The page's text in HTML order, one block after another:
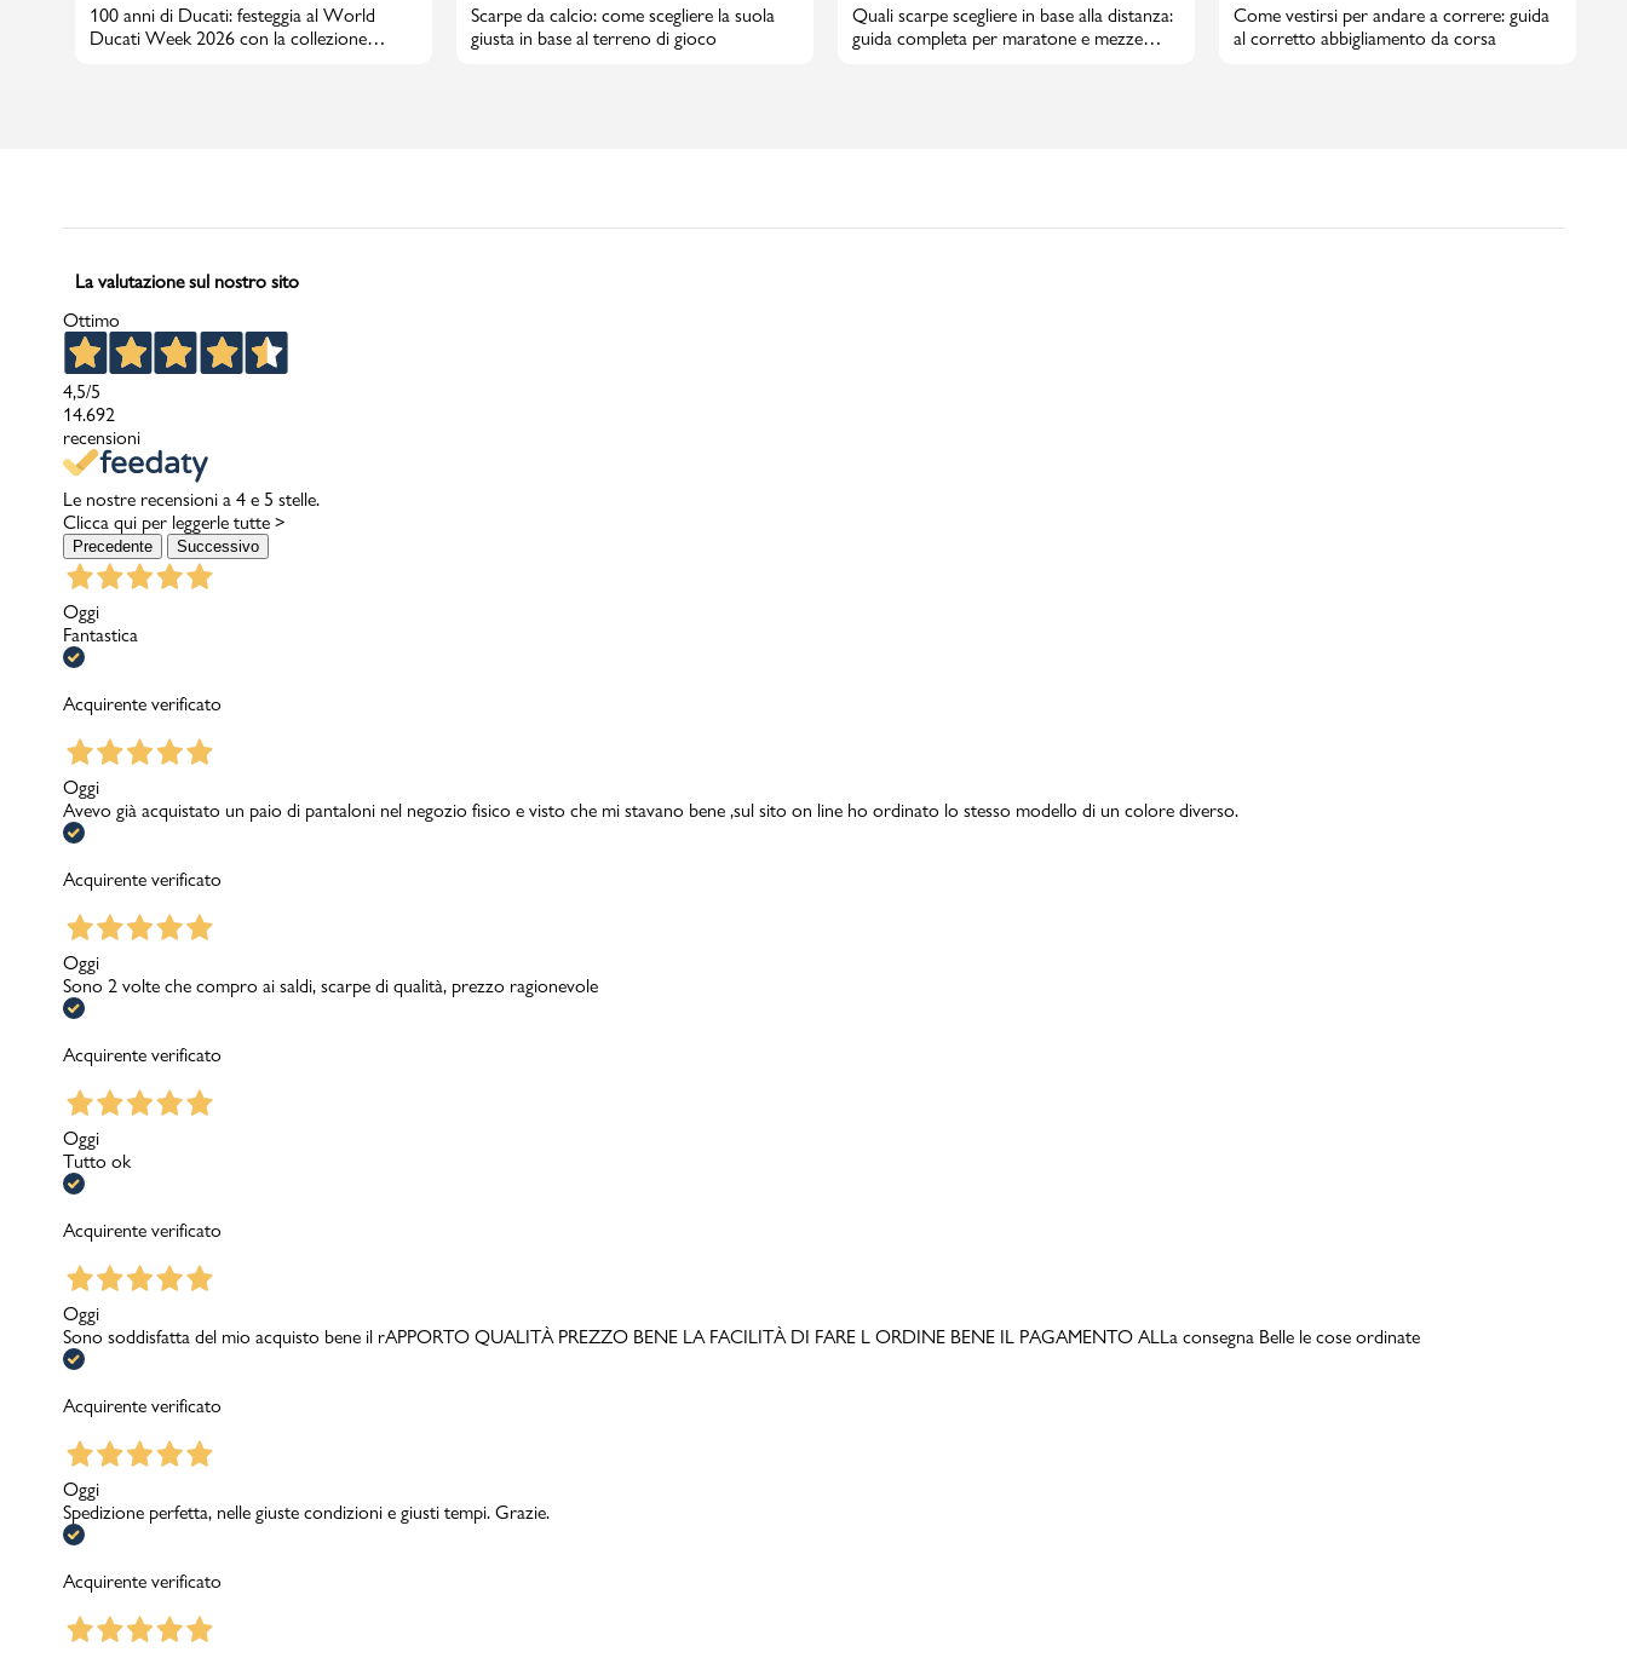
Gift card
100 anni di Ducati: festeggia al World
Ducati Week 2026 con la collezione
Scarpe da calcio: come scegliere la suola
giusta in base al terreno di gioco
Quali scarpe scegliere in base alla distanza:
guida completa per maratone e mezze
Come vestirsi per andare a correre: guida
al corretto abbigliamento da corsa
La valutazione sul nostro sito
Ottimo
4,5/5
14.692
recensioni
Le nostre recensioni a 4 e 5 stelle.
Clicca qui per leggerle tutte >
Precedente Successivo
Oggi
Fantastica
Acquirente verificato
Oggi
Avevo già acquistato un paio di pantaloni nel negozio fisico e visto che mi stavano bene ,sul sito on line ho ordinato lo stesso modello di un colore diverso.
Acquirente verificato
Oggi
Sono 2 volte che compro ai saldi, scarpe di qualità, prezzo ragionevole
Acquirente verificato
Oggi
Tutto ok
Acquirente verificato
Oggi
Sono soddisfatta del mio acquisto bene il rAPPORTO QUALITÀ PREZZO BENE LA FACILITÀ DI FARE L ORDINE BENE IL PAGAMENTO ALLa consegna Belle le cose ordinate
Acquirente verificato
Oggi
Spedizione perfetta, nelle giuste condizioni e giusti tempi. Grazie.
Acquirente verificato